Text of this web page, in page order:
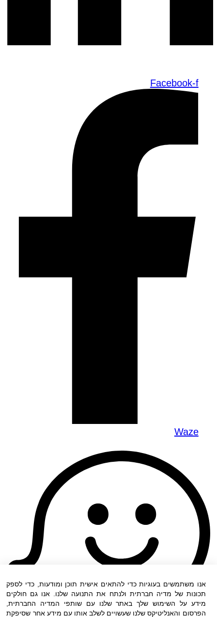
Facebook-f
Waze
אנו משתמשים בעוגיות כדי להתאים אישית תוכן ומודעות, כדי לספק
תכונות של מדיה חברתית ולנתח את התנועה שלנו. אנו גם חולקים
מידע על השימוש שלך באתר שלנו עם שותפי המדיה החברתית,
הפרסום והאנליטיקס שלנו שעשויים לשלב אותו עם מידע אחר שסיפקת